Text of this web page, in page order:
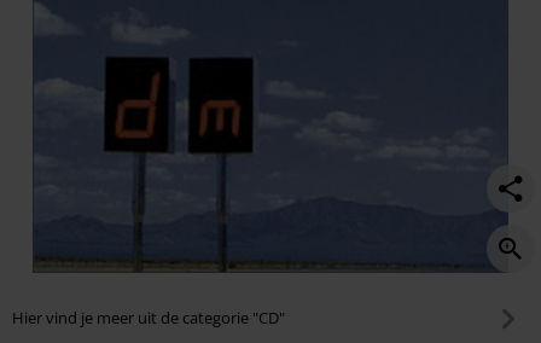
Hier vind je meer uit de categorie "CD"